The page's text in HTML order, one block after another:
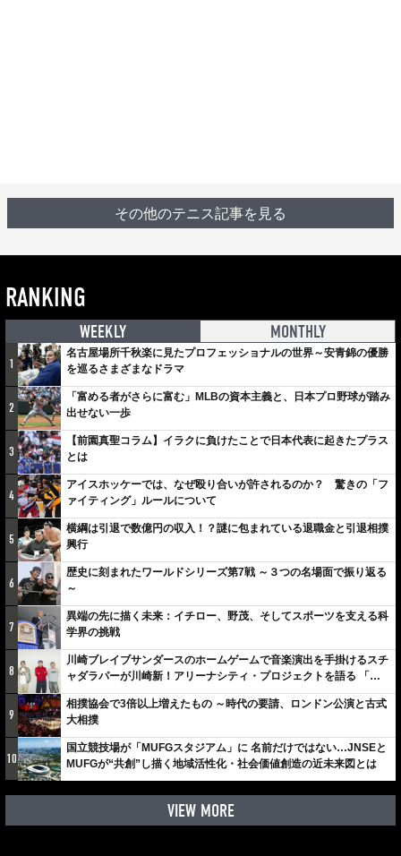
その他のテニス記事を見る
RANKING
WEEKLY MONTHLY
1
名古屋場所千秋楽に見たプロフェッショナルの世界～安青錦の優勝
を巡るさまざまなドラマ
2
「富める者がさらに富む」MLBの資本主義と、日本プロ野球が踏み
出せない一歩
3
【前園真聖コラム】イラクに負けたことで日本代表に起きたプラス
とは
4
アイスホッケーでは、なぜ殴り合いが許されるのか？ 驚きの「フ
ァイティング」ルールについて
5
横綱は引退で数億円の収入！？謎に包まれている退職金と引退相撲
興行
6
歴史に刻まれたワールドシリーズ第7戦 ～３つの名場面で振り返る
～
7
異端の先に描く未来：イチロー、野茂、そしてスポーツを支える科
学界の挑戦
8
川崎ブレイブサンダースのホームゲームで音楽演出を手掛けるスチ
ャダラパーが川崎新！アリーナシティ・プロジェクトを語る 「楽
しみでしかないでしょ。川崎は、ずっと成長曲線だから」
9
相撲協会で3倍以上増えたもの ～時代の要請、ロンドン公演と古式
大相撲
10
国立競技場が「MUFGスタジアム」に 名前だけではない…JNSEと
MUFGが“共創”し描く地域活性化・社会価値創造の近未来図とは
VIEW MORE